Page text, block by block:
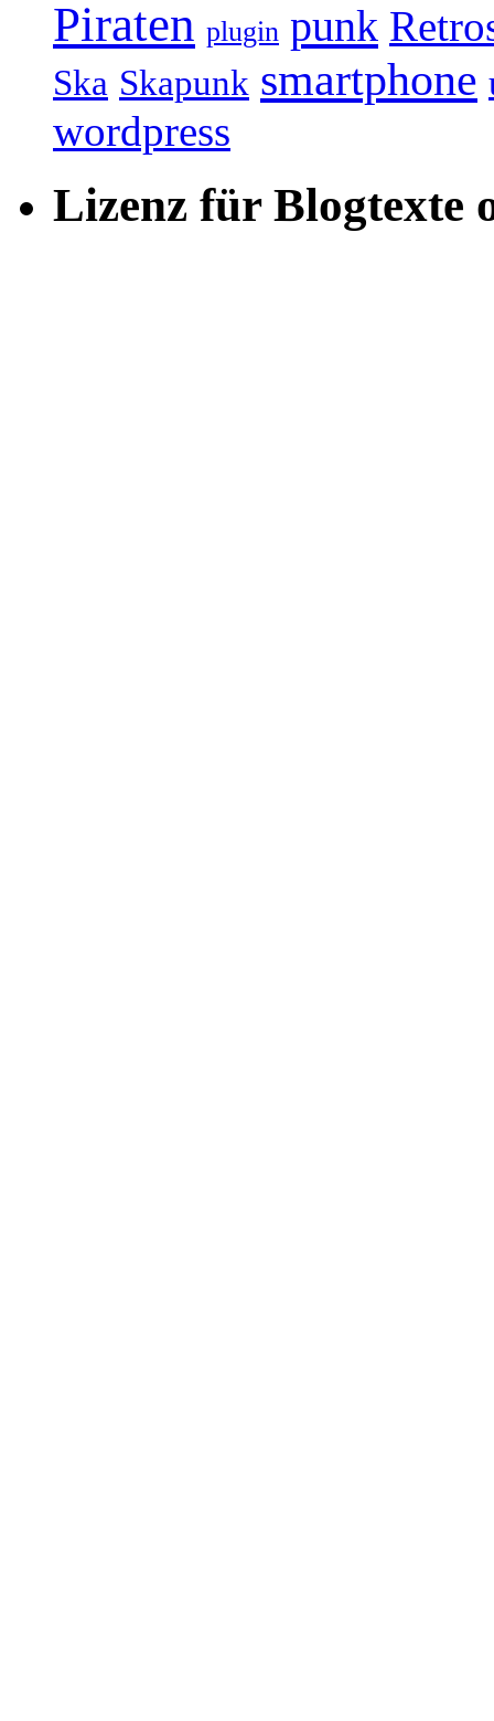
Piraten plugin punk
Ska Skapunk smartphone
wordpress
Lizenz für Blogtexte